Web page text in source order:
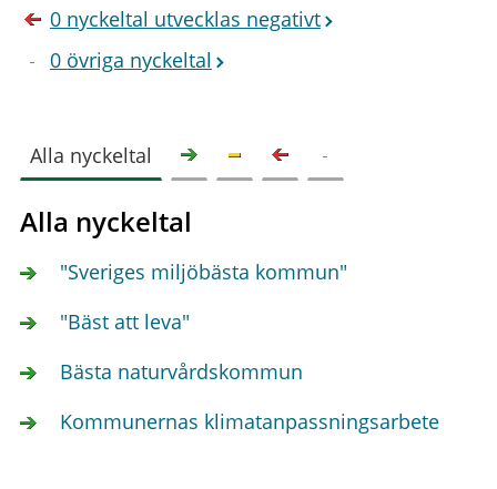
0 nyckeltal utvecklas negativt
0 övriga nyckeltal
Alla nyckeltal
Alla nyckeltal
"Sveriges miljöbästa kommun"
"Bäst att leva"
Bästa naturvårdskommun
Kommunernas klimatanpassningsarbete